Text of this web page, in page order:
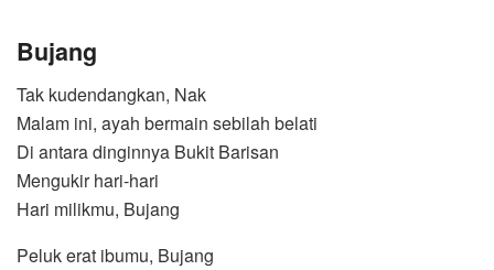
Bujang
Tak kudendangkan, Nak
Malam ini, ayah bermain sebilah belati
Di antara dinginnya Bukit Barisan
Mengukir hari-hari
Hari milikmu, Bujang
Peluk erat ibumu, Bujang